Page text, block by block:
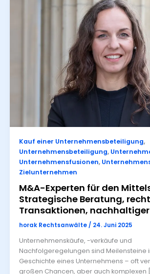
Kauf einer Unternehmensbeteiligung,
Unternehmensbeteiligung,
Unternehmensfusionen,
Zielunternehmen
M&A-Experten für den
Strategische Beratung,
Transaktionen,
horak Rechtsanwälte / 24. Juni 2025
Unternehmenskäufe, -verkäufe und
Nachfolgeregelungen sind Meilensteine
Geschichte eines Unternehmens – oft
großen Chancen, aber auch komplexen